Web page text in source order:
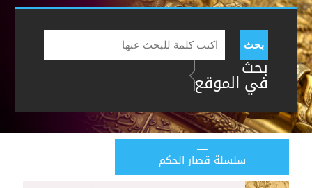
بحث
بحث
في الموقع
سلسلة قصار الحكم